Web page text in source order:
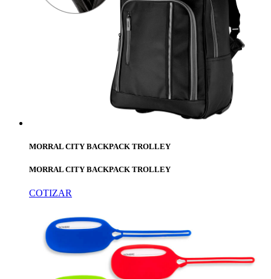
MORRAL CITY BACKPACK TROLLEY
MORRAL CITY BACKPACK TROLLEY
COTIZAR